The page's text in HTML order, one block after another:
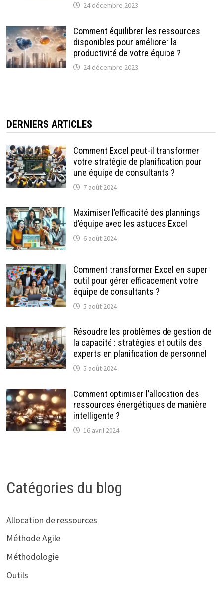
24 décembre 2023
Comment équilibrer les ressources
disponibles pour améliorer la
productivité de votre équipe ?
24 décembre 2023
DERNIERS ARTICLES
Comment Excel peut-il transformer
votre stratégie de planification pour
une équipe de consultants ?
7 août 2024
Maximiser l’efficacité des plannings
d’équipe avec les astuces Excel
6 août 2024
Comment transformer Excel en super
outil pour gérer efficacement votre
équipe de consultants ?
5 août 2024
Résoudre les problèmes de gestion de
la capacité : stratégies et outils des
experts en planification de personnel
5 août 2024
Comment optimiser l’allocation des
ressources énergétiques de manière
intelligente ?
16 avril 2024
Catégories du blog
Allocation de ressources
Méthode Agile
Méthodologie
Outils